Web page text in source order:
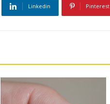
Linkedin Pinterest